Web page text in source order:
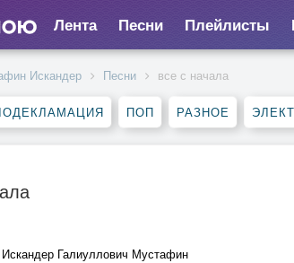
Лента Песни Плейлисты
Искандер Песни все с начала
ПОП РАЗНОЕ
Искандер Галиуллович Мустафин